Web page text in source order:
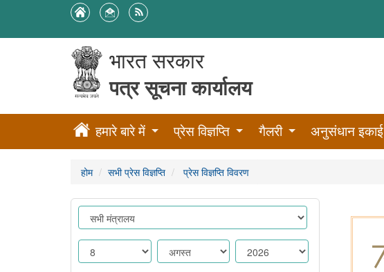
भारत सरकार
पत्र सूचना कार्यालय
हमारे बारे में प्रेस विज्ञप्ति गैलरी अनुसंधान इकाई
होम सभी प्रेस विज्ञप्ति प्रेस विज्ञप्ति विवरण